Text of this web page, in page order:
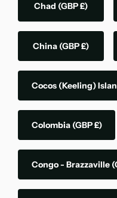
Chad (GBP £)
China (GBP £)
Cocos (Keeling)
Colombia (GBP £)
Congo - Brazzaville